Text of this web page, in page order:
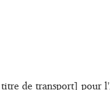
de transport] pour